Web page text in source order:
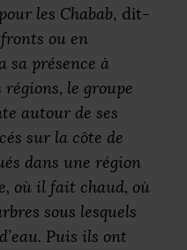
les Chabab, dit-
ou en
sa présence à
régions, le groupe
autour de ses
sur la côte de
dans une région
où il fait chaud, où
sous lesquels
Puis ils ont